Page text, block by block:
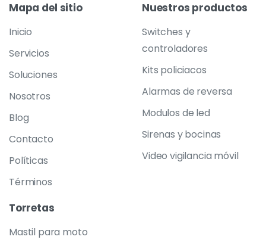
Mapa del sitio
Inicio
Servicios
Soluciones
Nosotros
Blog
Contacto
Políticas
Términos
Nuestros productos
Switches y
controladores
Kits policiacos
Alarmas de reversa
Modulos de led
Sirenas y bocinas
Video vigilancia móvil
Torretas
Mastil para moto